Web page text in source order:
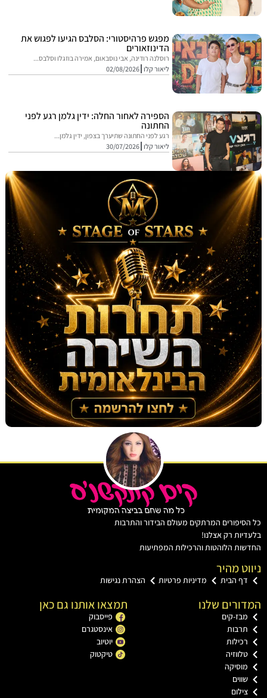
מפגש פרהיסטורי: הסלבס הגיעו לפגוש את
הדינוזאורים
רוסלנה רודינה, אבי נוסבאום, אמירה בוזגלו וסלבס...
ליאור קלו 02/08/2026
הספירה לאחור החלה: ידין גלמן רגע לפני
החתונה
רגע לפני החתונה שתיערך בצפון, ידין גלמן...
ליאור קלו 30/07/2026
המרתקים מעולם הבידור והתרבות
רק אצלנו!
הלוהטות והרכילות המפתיעות
מהיר
הבית מדיניות פרטיות הצהרת נגישות
שלנו
קים
תמצאו אותנו גם כאן
פייסבוק
אינסטגרם
יוטיוב
טיקטוק